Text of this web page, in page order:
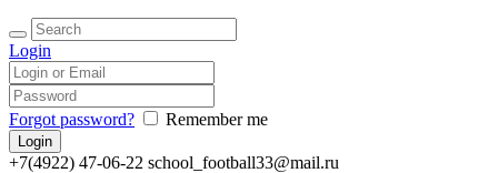
Login
Forgot password? Remember me
+7(4922) 47-06-22 school_football33@mail.ru